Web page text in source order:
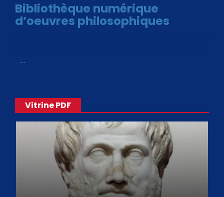
Bibliothèque numérique
d’oeuvres philosophiques
…
Vitrine PDF